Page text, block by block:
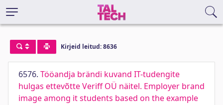
Kirjeid leitud: 8636
6576. Tööandja brändi kuvand IT-tudengite
hulgas ettevõtte Veriff OÜ näitel. Employer brand
image among it students based on the example